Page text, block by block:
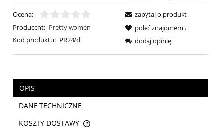
Ocena:
Producent: Pretty women
Kod produktu: PR24/d
zapytaj o produkt
poleć znajomemu
dodaj opinię
OPIS
DANE TECHNICZNE
KOSZTY DOSTAWY
CENA NIE ZAWIERA EWENTUALNYCH KOSZTÓW PŁATNOŚCI